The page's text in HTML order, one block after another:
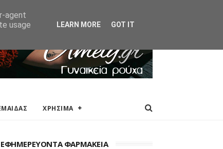
ΧΡΗΣΙΜΑ
ΕΦΗΜΕΡΕΥΟΝΤΑ ΦΑΡΜΑΚΕΙΑ
agent
usage
LEARN MORE GOT IT